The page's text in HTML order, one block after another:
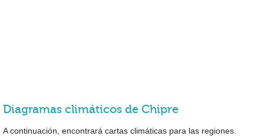
Diagramas climáticos de Chipre
A continuación, encontrará cartas climáticas para las regiones.